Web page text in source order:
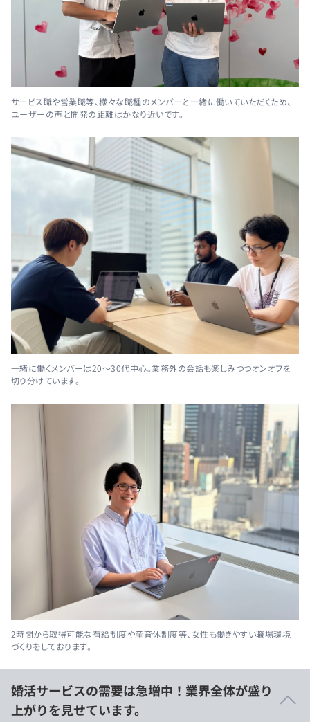
サービス職や営業職等、様々な職種のメンバーと一緒に働いていただくため、
ユーザーの声と開発の距離はかなり近いです。
一緒に働くメンバーは20～30代中心。業務外の会話も楽しみつつオンオフを
切り分けています。
2時間から取得可能な有給制度や産育休制度等、女性も働きやすい職場環境
づくりをしております。
婚活サービスの需要は急増中！業界全体が盛り
上がりを見せています。